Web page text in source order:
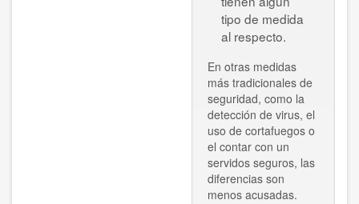
tipo de medida
al respecto.
En otras medidas
más tradicionales de
seguridad, como la
detección de virus, el
uso de cortafuegos o
el contar con un
servidos seguros, las
diferencias son
menos acusadas.